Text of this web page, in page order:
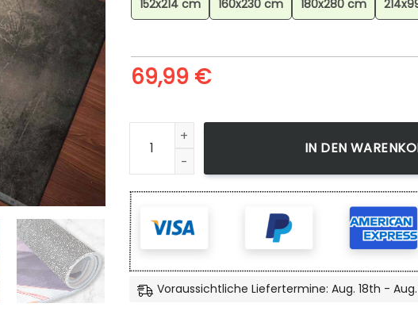
152x214 cm 160x230 cm 180x280 cm
69,99 €
Assassins Creed Revelations 0 Teppich, Gaming
IN DEN
Voraussichtliche Liefertermine: Aug. 18th -